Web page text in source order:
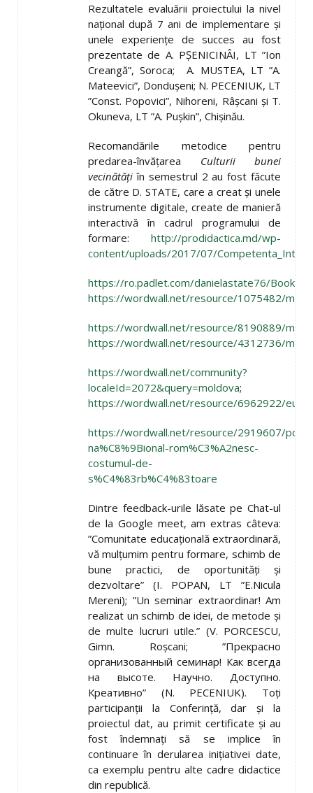
Rezultatele evaluării proiectului la nivel
național după 7 ani de implementare și
unele experiențe de succes au fost
prezentate de A. PȘENICINÂI, LT ”Ion
Creangă”, Soroca; A. MUSTEA, LT ”A.
Mateevici”, Dondușeni; N. PECENIUK, LT
”Const. Popovici”, Nihoreni, Râșcani și T.
Okuneva, LT ”A. Pușkin”, Chișinău.
Recomandările metodice pentru
predarea-învățarea Culturii bunei
vecinătăți în semestrul 2 au fost făcute
de către D. STATE, care a creat și unele
instrumente digitale, create de manieră
interactivă în cadrul programului de
formare: http://prodidactica.md/wp-
content/uploads/2017/07/
https://ro.padlet.com/danielastate76/
https://wordwall.net/resource/1075482/
https://wordwall.net/resource/8190889/
https://wordwall.net/resource/4312736/
https://wordwall.net/community?
localeId=2072&query=moldova;
https://wordwall.net/resource/6962922/
https://wordwall.net/resource/2919607/
na%C8%9Bional-rom%C3%A2nesc-
costumul-de-
s%C4%83rb%C4%83toare
Dintre feedback-urile lăsate pe Chat-ul
de la Google meet, am extras câteva:
”Comunitate educațională extraordinară,
vă mulțumim pentru formare, schimb de
bune practici, de oportunități și
dezvoltare” (I. POPAN, LT ”E.Nicula
Mereni); ”Un seminar extraordinar! Am
realizat un schimb de idei, de metode și
de multe lucruri utile.” (V. PORCESCU,
Gimn. Roșcani; ”Прекрасно
организованный семинар! Как всегда
на высоте. Научно. Доступно.
Креативно” (N. PECENIUK). Toți
participanții la Conferință, dar și la
proiectul dat, au primit certificate și au
fost îndemnați să se implice în
continuare în derularea inițiativei date,
ca exemplu pentru alte cadre didactice
din republică.